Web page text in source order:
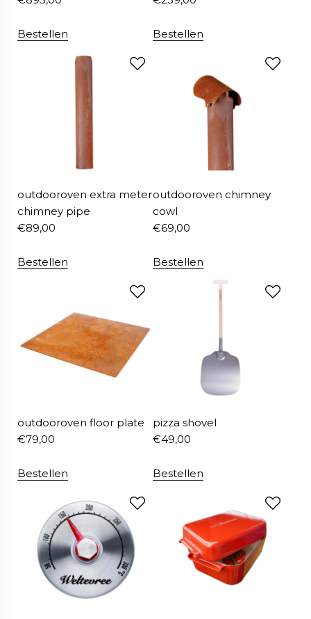
Bestellen Bestellen
outdooroven extra meter
chimney pipe
€89,00
Bestellen
outdooroven chimney
cowl
€69,00
Bestellen
outdooroven floor plate
€79,00
Bestellen
pizza shovel
€49,00
Bestellen